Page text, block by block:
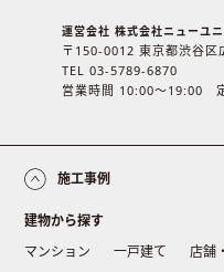
運営会社 株式会社ニューユ
〒150-0012 東京都渋谷
TEL 03-5789-6870
営業時間 10:00〜19:00
施工事例
建物から探す
マンション
一戸建て 店舗